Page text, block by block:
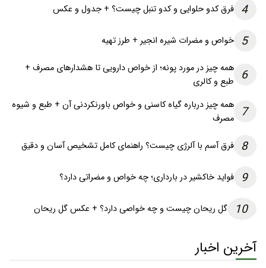
4 فرق کدو حلوایی و کدو تنبل چیست؟ + جدول و عکس
5 خواص و مضرات شیره انجیر + طرز تهیه
6
همه چیز در مورد پونه؛ از خواص دارویی تا هشدارهای مصرف +
طبع و کالری
7
همه چیز درباره گیاه کاسنی و خواص باورنکردنی آن + طبع و شیوه
مصرف
8 فرق آسم با آلرژی چیست؟ راهنمای کامل تشخیص آسان و دقیق
9 فواید خاکشیر در بارداری؛ چه خواص و مضراتی دارد؟
10 گل ریحان چیست و چه خواصی دارد؟ + عکس گل ریحان
آخرین اخبار